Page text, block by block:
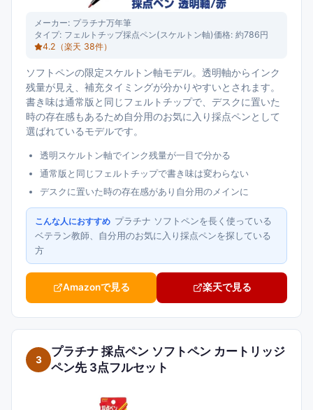
メーカー: プラチナ万年筆
タイプ: フェルトチップ採点ペン(スケルトン軸)価格: 約786円
4.2 （楽天 38件）
ソフトペンの限定スケルトン軸モデル。透明軸からインク
残量が見え、補充タイミングが分かりやすいとされます。
書き味は通常版と同じフェルトチップで、デスクに置いた
時の存在感もあるため自分用のお気に入り採点ペンとして
選ばれているモデルです。
透明スケルトン軸でインク残量が一目で分かる
通常版と同じフェルトチップで書き味は変わらない
デスクに置いた時の存在感があり自分用のメインに
こんな人におすすめ プラチナ ソフトペンを長く使っている
ベテラン教師、自分用のお気に入り採点ペンを探している
方
Amazonで見る 楽天で見る
3
プラチナ 採点ペン ソフトペン カートリッジ
ペン先 3点フルセット